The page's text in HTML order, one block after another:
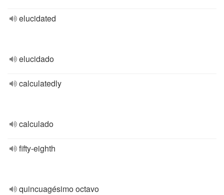
elucidated
elucidado
calculatedly
calculado
fifty-eighth
quincuagésimo octavo